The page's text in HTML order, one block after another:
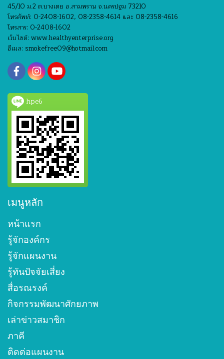
45/10 ม.2 ต.บางเตย อ.สามพราน จ.นครปฐม 73210
โทรศัพท์: 0-2408-1602, 08-2358-4614 และ 08-2358-4616
โทรสาร: 0-2408-1602
เว็บไซต์: www.healthyenterprise.org
อีเมล: smokefree09@hotmail.com
hpe6
เมนูหลัก
หน้าแรก
รู้จักองค์กร
รู้จักแผนงาน
รู้ทันปัจจัยเสี่ยง
สื่อรณรงค์
กิจกรรมพัฒนาศักยภาพ
เล่าข่าวสมาชิก
ภาคี
ติดต่อแผนงาน